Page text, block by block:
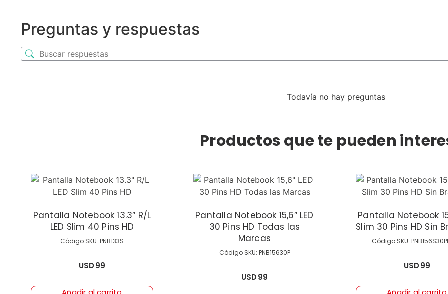
Preguntas y respuestas
Todavía no hay preguntas
Productos que te pueden
Pantalla Notebook 13.3″ R/L
LED Slim 40 Pins HD
Código SKU: PNB133S
USD99
Pantalla Notebook 15,6″ LED
30 Pins HD Todas las
Marcas
Código SKU: PNB15630P
USD99
Pantalla Notebook
Slim 30 Pins HD Sin
Código SKU:
USD99